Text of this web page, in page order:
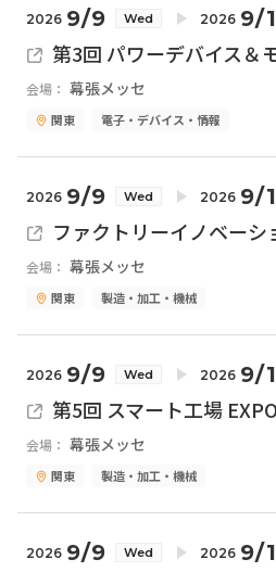
2026 9/9 Wed 2026 9/
第3回 パワーデバイス＆
会場： 幕張メッセ
関東 電子・デバイス・情報
2026 9/9 Wed 2026 9/
ファクトリーイノベー
会場： 幕張メッセ
関東 製造・加工・機械
2026 9/9 Wed 2026 9/
第5回 スマート工場
会場： 幕張メッセ
関東 製造・加工・機械
2026 9/9 Wed 2026 9/